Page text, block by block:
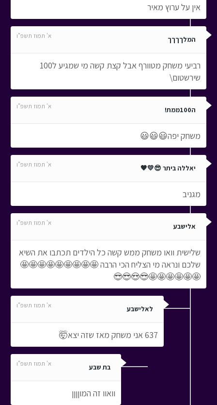
אין על ערוץ מאיר
המלךךךך א' תמוז תשפ"ו
רביעי משחק מטוורף אבל קצת קשה מי שמגיע ל100
שירשטום\
ה100ממת! א' תמוז תשפ"ו
משחק יפה😃😃😃
יאללה ביתר 😎💛🖤 א' תמוז תשפ"ו
מגניב
אלישבע א' תמוז תשפ"ו
שלישית וואו משחק ממש קשה כל הילדים תכתבו את השיא
שלכם ונראה מי הצליח הכי הרבה 🤩🤩🤩🤩🤩🤩🤩🤩🤩
🤩🤩🤩🤩🤩🤩😎😍😎😎
לאלישבע א' תמוז תשפ"ו
637 אני משחק מאז שזה יצא🤯
בת שבע א' תמוז תשפ"ו
וואוו זה המוןןןן